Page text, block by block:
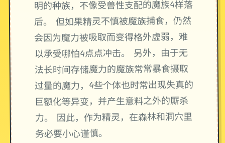
明的种族，不像受兽性支配的魔族4样落
后。 但如果精灵不慎被魔族捕食，仍然
会因为魔力被吸取而变得格外虚弱，难
以承受哪怕4点点冲击。 另外，由于无
法长时间存储魔力的魔族常常暴食摄取
过量的魔力，4些个体也时常出现失真的
巨额化等异变，并产生意料之外的厮杀
力。 因此，作为精灵，在森林和洞穴里
务必要小心谨慎。